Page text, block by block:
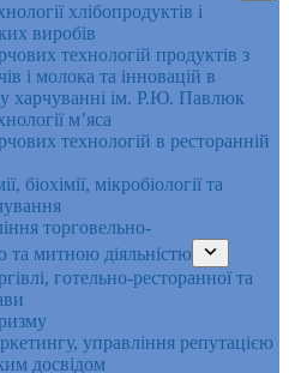
хлібопродуктів і
виробів
технологій продуктів з
і молока та інновацій в
харчуванні ім. Р.Ю. Павлюк
м’яса
технологій в ресторанній
біохімії, мікробіології та
торговельно-
та митною діяльністю
готельно-ресторанної та
управління репутацією
досвідом